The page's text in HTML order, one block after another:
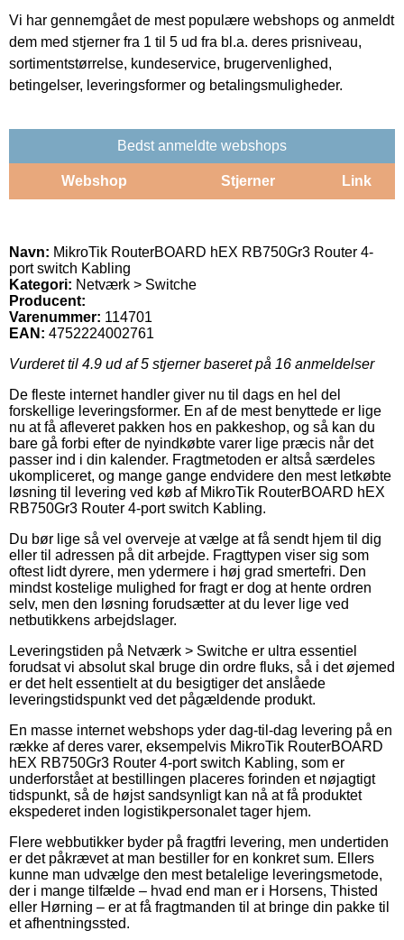
Vi har gennemgået de mest populære webshops og anmeldt
dem med stjerner fra 1 til 5 ud fra bl.a. deres prisniveau,
sortimentstørrelse, kundeservice, brugervenlighed,
betingelser, leveringsformer og betalingsmuligheder.
Bedst anmeldte webshops
Webshop Stjerner Link
Navn: MikroTik RouterBOARD hEX RB750Gr3 Router 4-
port switch Kabling
Kategori: Netværk > Switche
Producent:
Varenummer: 114701
EAN: 4752224002761
Vurderet til 4.9 ud af 5 stjerner baseret på 16 anmeldelser
De fleste internet handler giver nu til dags en hel del
forskellige leveringsformer. En af de mest benyttede er lige
nu at få afleveret pakken hos en pakkeshop, og så kan du
bare gå forbi efter de nyindkøbte varer lige præcis når det
passer ind i din kalender. Fragtmetoden er altså særdeles
ukompliceret, og mange gange endvidere den mest letkøbte
løsning til levering ved køb af MikroTik RouterBOARD hEX
RB750Gr3 Router 4-port switch Kabling.
Du bør lige så vel overveje at vælge at få sendt hjem til dig
eller til adressen på dit arbejde. Fragttypen viser sig som
oftest lidt dyrere, men ydermere i høj grad smertefri. Den
mindst kostelige mulighed for fragt er dog at hente ordren
selv, men den løsning forudsætter at du lever lige ved
netbutikkens arbejdslager.
Leveringstiden på Netværk > Switche er ultra essentiel
forudsat vi absolut skal bruge din ordre fluks, så i det øjemed
er det helt essentielt at du besigtiger det anslåede
leveringstidspunkt ved det pågældende produkt.
En masse internet webshops yder dag-til-dag levering på en
række af deres varer, eksempelvis MikroTik RouterBOARD
hEX RB750Gr3 Router 4-port switch Kabling, som er
underforstået at bestillingen placeres forinden et nøjagtigt
tidspunkt, så de højst sandsynligt kan nå at få produktet
ekspederet inden logistikpersonalet tager hjem.
Flere webbutikker byder på fragtfri levering, men undertiden
er det påkrævet at man bestiller for en konkret sum. Ellers
kunne man udvælge den mest betalelige leveringsmetode,
der i mange tilfælde – hvad end man er i Horsens, Thisted
eller Hørning – er at få fragtmanden til at bringe din pakke til
et afhentningssted.